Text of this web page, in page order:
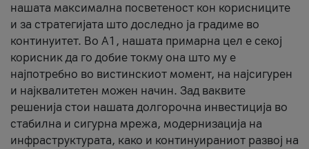
нашата максимална посветеност кон корисниците
и за стратегијата што доследно ја градиме во
континуитет. Во А1, нашата примарна цел е секој
корисник да го добие токму она што му е
најпотребно во вистинскиот момент, на најсигурен
и најквалитетен можен начин. Зад ваквите
решенија стои нашата долгорочна инвестиција во
стабилна и сигурна мрежа, модернизација на
инфраструктурата, како и континуираниот развој на